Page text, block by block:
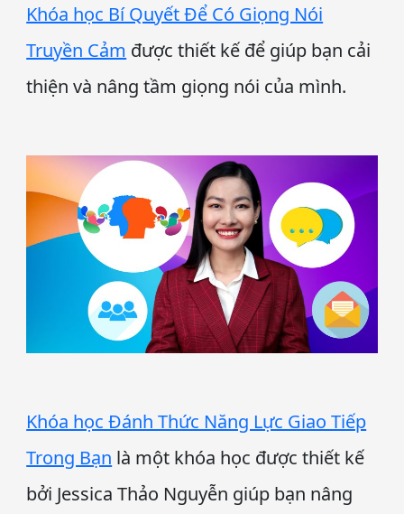
Khóa học Bí Quyết Để Có Giọng Nói
Truyền Cảm được thiết kế để giúp bạn cải
thiện và nâng tầm giọng nói của mình.
Khóa học Đánh Thức Năng Lực Giao Tiếp
Trong Bạn là một khóa học được thiết kế
bởi Jessica Thảo Nguyễn giúp bạn nâng